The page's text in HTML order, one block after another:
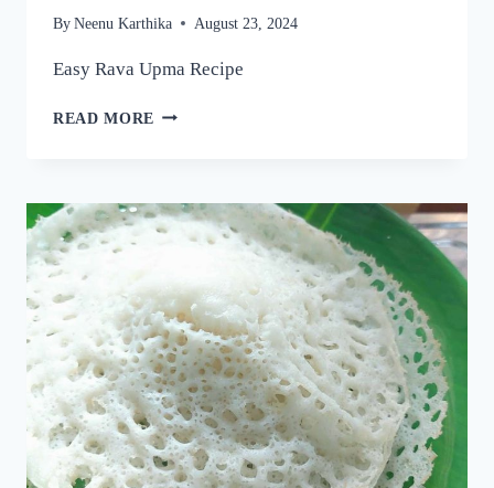
By Neenu Karthika August 23, 2024
Easy Rava Upma Recipe
READ MORE ഒരു
ഉണ്ടാക്കിയാൽ
വീണ്ടും
തോന്നും!
അത്രയും
രുചിയാണേ!
|
EASY
RAVA
UPMA
RECIPE